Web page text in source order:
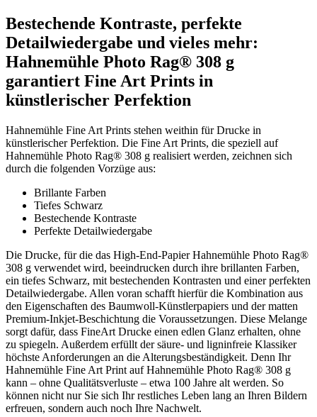
Bestechende Kontraste, perfekte
Detailwiedergabe und vieles mehr:
Hahnemühle Photo Rag® 308 g
garantiert Fine Art Prints in
künstlerischer Perfektion
Hahnemühle Fine Art Prints stehen weithin für Drucke in
künstlerischer Perfektion. Die Fine Art Prints, die speziell auf
Hahnemühle Photo Rag® 308 g realisiert werden, zeichnen sich
durch die folgenden Vorzüge aus:
Brillante Farben
Tiefes Schwarz
Bestechende Kontraste
Perfekte Detailwiedergabe
Die Drucke, für die das High-End-Papier Hahnemühle Photo Rag®
308 g verwendet wird, beeindrucken durch ihre brillanten Farben,
ein tiefes Schwarz, mit bestechenden Kontrasten und einer perfekten
Detailwiedergabe. Allen voran schafft hierfür die Kombination aus
den Eigenschaften des Baumwoll-Künstlerpapiers und der matten
Premium-Inkjet-Beschichtung die Voraussetzungen. Diese Melange
sorgt dafür, dass FineArt Drucke einen edlen Glanz erhalten, ohne
zu spiegeln. Außerdem erfüllt der säure- und ligninfreie Klassiker
höchste Anforderungen an die Alterungsbeständigkeit. Denn Ihr
Hahnemühle Fine Art Print auf Hahnemühle Photo Rag® 308 g
kann – ohne Qualitätsverluste – etwa 100 Jahre alt werden. So
können nicht nur Sie sich Ihr restliches Leben lang an Ihren Bildern
erfreuen, sondern auch noch Ihre Nachwelt.